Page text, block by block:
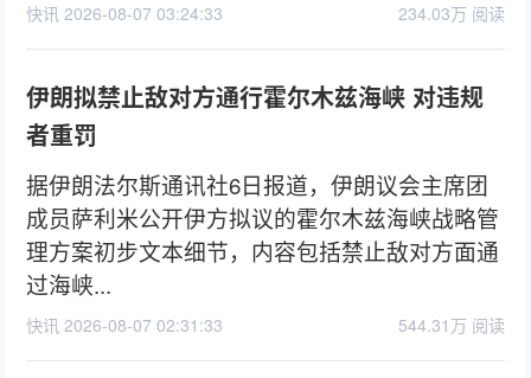
快讯 2026-08-07 03:24:33 234.03万 阅读
伊朗拟禁止敌对方通行霍尔木兹海峡 对违规
者重罚
据伊朗法尔斯通讯社6日报道，伊朗议会主席团
成员萨利米公开伊方拟议的霍尔木兹海峡战略管
理方案初步文本细节，内容包括禁止敌对方面通
过海峡...
快讯 2026-08-07 02:31:33 544.31万 阅读